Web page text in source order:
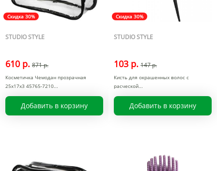
Скидка 30%
STUDIO STYLE
610 р. 871 р.
Косметичка Чемодан прозрачная
25x17x3 45765-7210
Добавить в корзину
Скидка 30%
STUDIO STYLE
103 р. 147 р.
Кисть для окрашенных волос с
расческой
Добавить в корзину